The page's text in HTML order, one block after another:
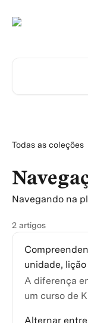
Todas as coleções
Navegando na
2 artigos
unidade,
A diferença
um curso de
Alternar entre